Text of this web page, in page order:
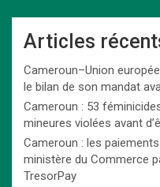
Articles
Cameroun–Union
le bilan de son mandat
Cameroun : 53
mineures violées avant
Cameroun : les
ministère du Commerce
TresorPay